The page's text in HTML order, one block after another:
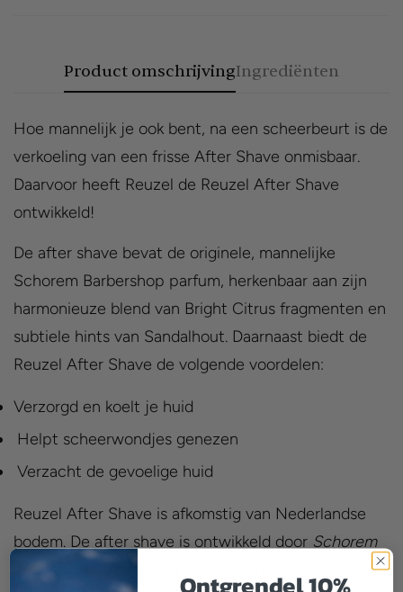
Product omschrijvingIngrediënten
Hoe mannelijk je ook bent, na een scheerbeurt is de
verkoeling van een frisse After Shave onmisbaar.
Daarvoor heeft Reuzel de Reuzel After Shave
ontwikkeld!
De after shave bevat de originele, mannelijke
Schorem Barbershop parfum, herkenbaar aan zijn
harmonieuze blend van Bright Citrus fragmenten en
subtiele hints van Sandalhout. Daarnaast biedt de
Reuzel After Shave de volgende voordelen:
Verzorgd en koelt je huid
Helpt scheerwondjes genezen
Verzacht de gevoelige huid
Reuzel After Shave is afkomstig van Nederlandse
bodem. De after shave is ontwikkeld door Schorem
Haarsnijder en Barbier